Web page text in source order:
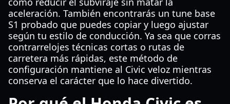
aceleración. También encontrarás un tune base
S1 probado que puedes copiar y luego ajustar
según tu estilo de conducción. Ya sea que corras
contrarrelojes técnicas cortas o rutas de
carretera más rápidas, este método de
configuración mantiene al Civic veloz mientras
conserva el carácter que lo hace divertido.